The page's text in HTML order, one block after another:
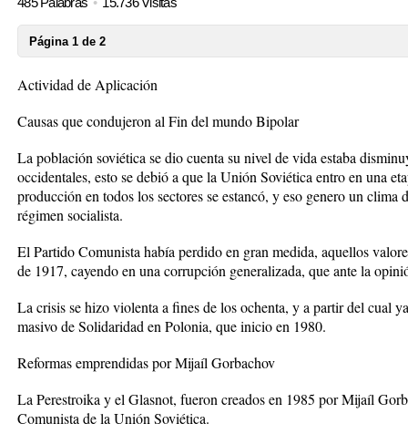
Página 1 de 2
Actividad de Aplicación
Causas que condujeron al Fin del mundo Bipolar
La población soviética se dio cuenta su nivel de vida estaba
occidentales, esto se debió a que la Unión Soviética entro en una
producción en todos los sectores se estancó, y eso genero un
régimen socialista.
El Partido Comunista había perdido en gran medida, aquellos
de 1917, cayendo en una corrupción generalizada, que ante la
La crisis se hizo violenta a fines de los ochenta, y a partir del cual
masivo de Solidaridad en Polonia, que inicio en 1980.
Reformas emprendidas por Mijaíl Gorbachov
La Perestroika y el Glasnot, fueron creados en 1985 por Mijaíl
Comunista de la Unión Soviética.